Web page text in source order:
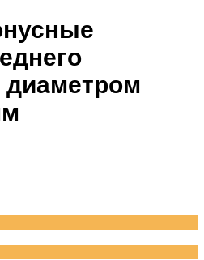
диаметром